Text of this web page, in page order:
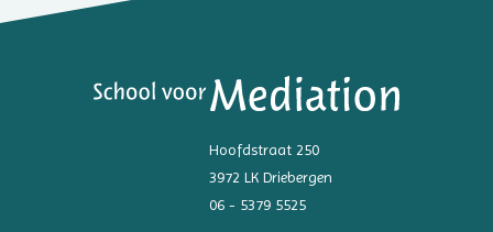
Hoofdstraat 250
3972 LK Driebergen
06 - 5379 5525